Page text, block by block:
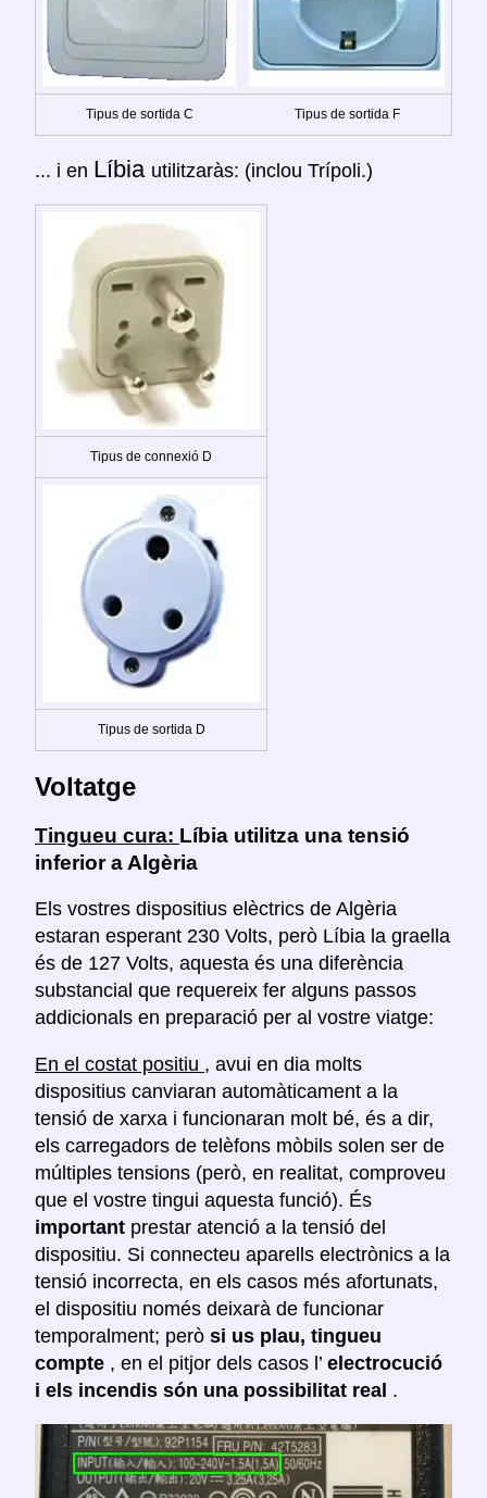
Tipus de sortida C Tipus de sortida F
... i en Líbia utilitzaràs: (inclou Trípoli.)
Tipus de connexió D
Tipus de sortida D
Voltatge
Tingueu cura: Líbia utilitza una tensió
inferior a Algèria
Els vostres dispositius elèctrics de Algèria
estaran esperant 230 Volts, però Líbia la graella
és de 127 Volts, aquesta és una diferència
substancial que requereix fer alguns passos
addicionals en preparació per al vostre viatge:
En el costat positiu , avui en dia molts
dispositius canviaran automàticament a la
tensió de xarxa i funcionaran molt bé, és a dir,
els carregadors de telèfons mòbils solen ser de
múltiples tensions (però, en realitat, comproveu
que el vostre tingui aquesta funció). És
important prestar atenció a la tensió del
dispositiu. Si connecteu aparells electrònics a la
tensió incorrecta, en els casos més afortunats,
el dispositiu només deixarà de funcionar
temporalment; però si us plau, tingueu
compte , en el pitjor dels casos l’ electrocució
i els incendis són una possibilitat real .